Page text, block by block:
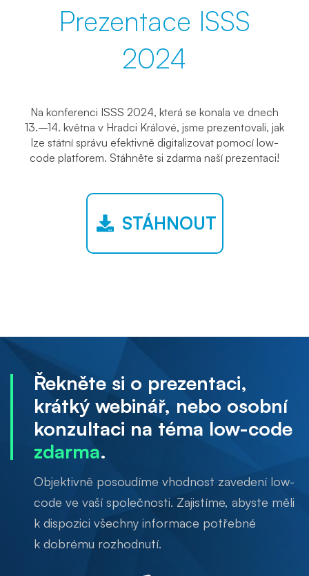
Prezentace ISSS
2024
Na konferenci ISSS 2024, která se konala ve dnech
13.–14. května v Hradci Králové, jsme prezentovali, jak
lze státní správu efektivně digitalizovat pomocí low-
code platforem. Stáhněte si zdarma naší prezentaci!
STÁHNOUT
Řekněte si o prezentaci,
krátký webinář, nebo osobní
konzultaci na téma low-code
zdarma.
Objektivně posoudíme vhodnost zavedení low-
code ve vaší společnosti. Zajistíme, abyste měli
k dispozici všechny informace potřebné
k dobrému rozhodnutí.